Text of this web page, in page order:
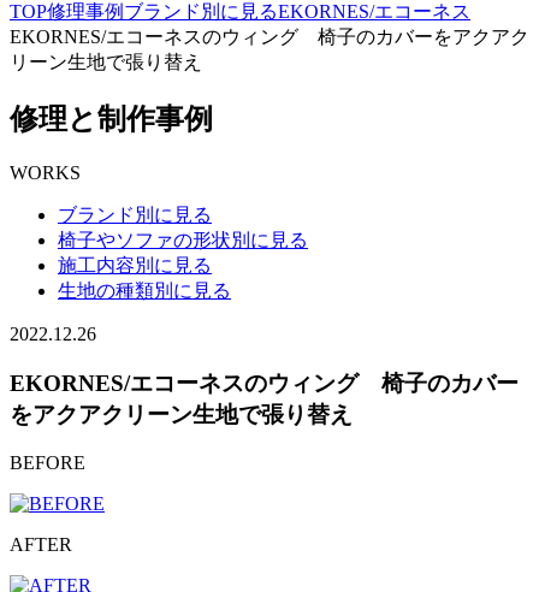
TOP修理事例 ブランド別に見るEKORNES/エコーネス
EKORNES/エコーネスのウィング 椅子のカバーをアクアク
リーン生地で張り替え
修理と制作事例
WORKS
ブランド別に見る
椅子やソファの形状別に見る
施工内容別に見る
生地の種類別に見る
2022.12.26
EKORNES/エコーネスのウィング 椅子のカバー
をアクアクリーン生地で張り替え
BEFORE
AFTER